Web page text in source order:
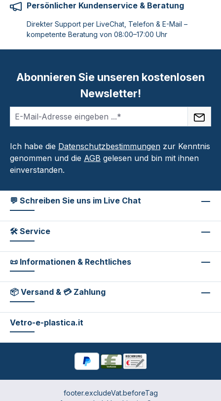
Persönlicher Kundenservice & Beratung
Direkter Support per LiveChat, Telefon & E-Mail –
kompetente Beratung von 08:00–17:00 Uhr
Abonnieren Sie unseren kostenlosen
Newsletter!
Ich habe die Datenschutzbestimmungen zur Kenntnis
genommen und die AGB gelesen und bin mit ihnen
einverstanden.
💬 Schreiben Sie uns im Live Chat
🛠 Service
📜 Informationen & Rechtliches
📦 Versand & 💳 Zahlung
Vetro-e-plastica.it
footer.excludeVat.beforeTag